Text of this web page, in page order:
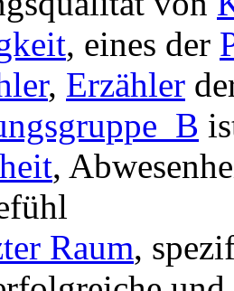
, eines der
, Erzähler
,
Raum,